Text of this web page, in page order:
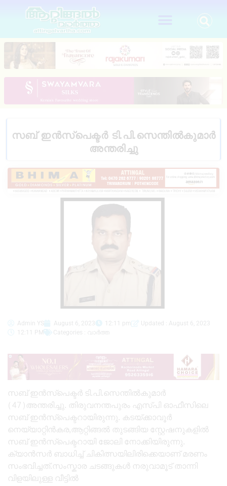
സബ് ഇൻസ്പെക്ടർ ടി.പി.സെന്തിൽകുമാർ
അന്തരിച്ചു
Admin YS August 6, 2023 12:11 pm
Updated : August 6, 2023
12:11 PM
Categories : വാർത്ത
സബ് ഇൻസ്പെക്ടർ ടി.പി.സെന്തിൽകുമാർ
(47)അന്തരിച്ചു. തിരുവനന്തപുരം എസ്പി ഓഫീസിലെ
സബ് ഇൻസ്പെക്ടറായിരുന്നു. കടയ്ക്കാവൂർ
നെയ്യാറ്റിൻകര,ആറ്റിങ്ങൽ തുടങ്ങിയ സ്റ്റേഷനുകളിൽ
സബ് ഇൻസ്പെക്ടറായി ജോലി നോക്കിയിരുന്നു.
ക്യാൻസർ ബാധിച്ച് ചികിത്സയിലിരിക്കെയാണ് മരണം
സംഭവിച്ചത്.സംസ്കാര ചടങ്ങുകൾ നരുവാമൂട് താന്നി
വിളയിലുള്ള വീട്ടിൽ